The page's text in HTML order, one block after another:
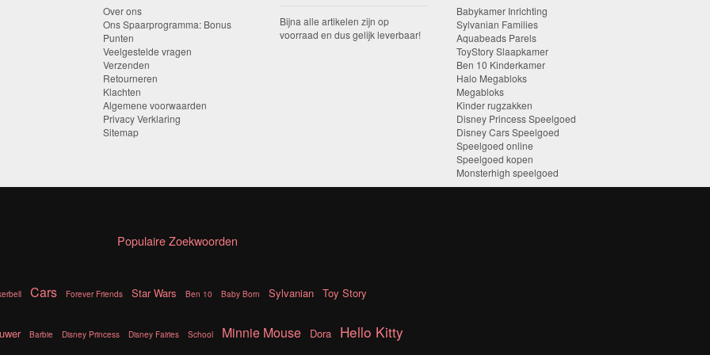
Over ons
Ons Spaarprogramma: Bonus
Punten
Veelgestelde vragen
Verzenden
Retourneren
Klachten
Algemene voorwaarden
Privacy Verklaring
Sitemap
Bijna alle artikelen zijn op
voorraad en dus gelijk leverbaar!
Babykamer Inrichting
Sylvanian Families
Aquabeads Parels
ToyStory Slaapkamer
Ben 10 Kinderkamer
Halo Megabloks
Megabloks
Kinder rugzakken
Disney Princess Speelgoed
Disney Cars Speelgoed
Speelgoed online
Speelgoed kopen
Monsterhigh speelgoed
Populaire Zoekwoorden
Cars Forever Friends Star Wars Ben 10 Baby Born Sylvanian Toy Story
Barbie Disney Princess Disney Fairies School Minnie Mouse Dora Hello Kitty